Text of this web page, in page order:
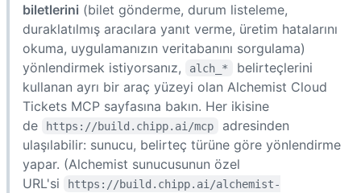
biletlerini (bilet gönderme, durum listeleme,
duraklatılmış aracılara yanıt verme, üretim hatalarını
okuma, uygulamanızın veritabanını sorgulama)
yönlendirmek istiyorsanız,
alch_*
belirteçlerini
kullanan ayrı bir araç yüzeyi olan Alchemist Cloud
Tickets MCP sayfasına bakın. Her ikisine
de
https://build.chipp.ai/mcp
adresinden
ulaşılabilir: sunucu, belirteç türüne göre yönlendirme
yapar. (Alchemist sunucusunun özel
URL'si
https://build.chipp.ai/alchemist-